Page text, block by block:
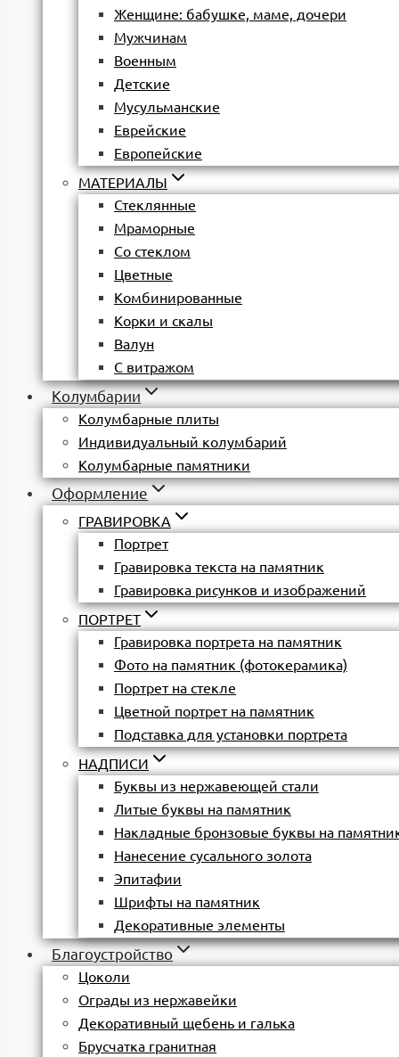
Женщине: бабушке, маме, дочери
Мужчинам
Военным
Детские
Мусульманские
Еврейские
Европейские
МАТЕРИАЛЫ
Стеклянные
Мраморные
Со стеклом
Цветные
Комбинированные
Корки и скалы
Валун
С витражом
Колумбарии
Колумбарные плиты
Индивидуальный колумбарий
Колумбарные памятники
Оформление
ГРАВИРОВКА
Портрет
Гравировка текста на памятник
Гравировка рисунков и изображений
ПОРТРЕТ
Гравировка портрета на памятник
Фото на памятник (фотокерамика)
Портрет на стекле
Цветной портрет на памятник
Подставка для установки портрета
НАДПИСИ
Буквы из нержавеющей стали
Литые буквы на памятник
Накладные бронзовые буквы на
Нанесение сусального золота
Эпитафии
Шрифты на памятник
Декоративные элементы
Благоустройство
Цоколи
Ограды из нержавейки
Декоративный щебень и галька
Брусчатка гранитная